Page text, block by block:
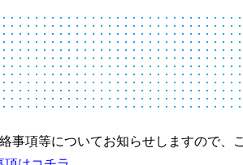
事項等についてお知らせしますので、